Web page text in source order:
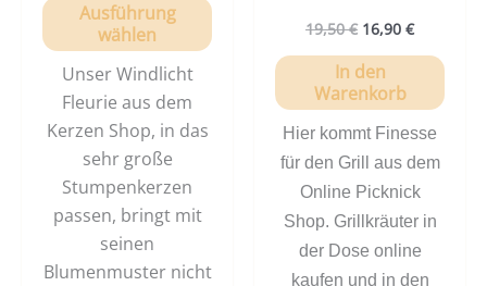
Ausführung
wählen
Unser Windlicht
Fleurie aus dem
Kerzen Shop, in das
sehr große
Stumpenkerzen
passen, bringt mit
seinen
Blumenmuster nicht
19,50€ 16,90 €
In den
Warenkorb
Hier kommt Finesse
für den Grill aus dem
Online Picknick
Shop. Grillkräuter in
der Dose online
kaufen und in den